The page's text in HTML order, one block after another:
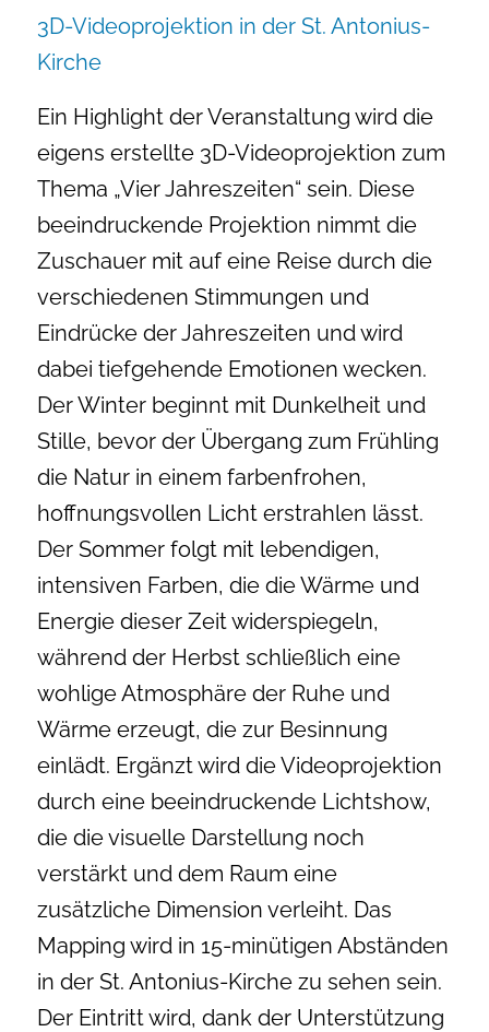
3D-Videoprojektion in der St. Antonius-
Kirche
Ein Highlight der Veranstaltung wird die
eigens erstellte 3D-Videoprojektion zum
Thema „Vier Jahreszeiten“ sein. Diese
beeindruckende Projektion nimmt die
Zuschauer mit auf eine Reise durch die
verschiedenen Stimmungen und
Eindrücke der Jahreszeiten und wird
dabei tiefgehende Emotionen wecken.
Der Winter beginnt mit Dunkelheit und
Stille, bevor der Übergang zum Frühling
die Natur in einem farbenfrohen,
hoffnungsvollen Licht erstrahlen lässt.
Der Sommer folgt mit lebendigen,
intensiven Farben, die die Wärme und
Energie dieser Zeit widerspiegeln,
während der Herbst schließlich eine
wohlige Atmosphäre der Ruhe und
Wärme erzeugt, die zur Besinnung
einlädt. Ergänzt wird die Videoprojektion
durch eine beeindruckende Lichtshow,
die die visuelle Darstellung noch
verstärkt und dem Raum eine
zusätzliche Dimension verleiht. Das
Mapping wird in 15-minütigen Abständen
in der St. Antonius-Kirche zu sehen sein.
Der Eintritt wird, dank der Unterstützung